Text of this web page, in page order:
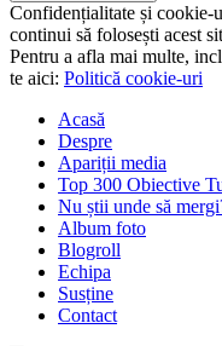
Confidențialitate și cookie-
continui să folosești acest
Pentru a afla mai multe,
te aici: Politică cookie-uri
Acasă
Despre
Apariții media
Top 300 Obiective
Nu știi unde să
Album foto
Blogroll
Echipa
Susține
Contact